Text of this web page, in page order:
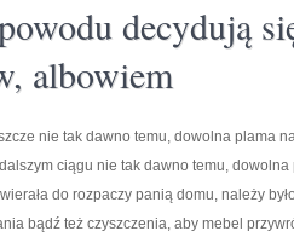
decydują
albowiem
nie tak dawno temu, dowolna plama
ciągu nie tak dawno temu,
do rozpaczy panią domu, należy
bądź też czyszczenia, aby mebel